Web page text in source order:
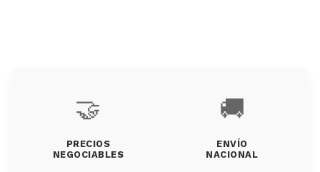
🤝
PRECIOS
NEGOCIABLES
🚚
ENVÍO
NACIONAL